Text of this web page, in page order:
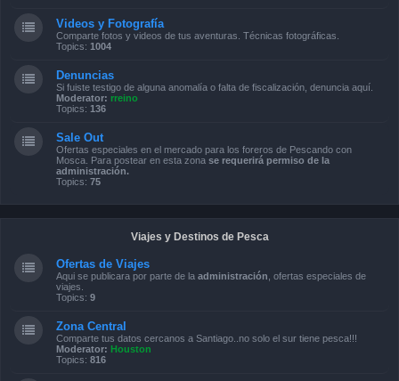
Videos y Fotografía
Comparte fotos y videos de tus aventuras. Técnicas fotográficas.
Topics: 1004
Denuncias
Si fuiste testigo de alguna anomalía o falta de fiscalización, denuncia aquí.
Moderator: rreino
Topics: 136
Sale Out
Ofertas especiales en el mercado para los foreros de Pescando con
Mosca. Para postear en esta zona se requerirá permiso de la
administración.
Topics: 75
Viajes y Destinos de Pesca
Ofertas de Viajes
Aqui se publicara por parte de la administración , ofertas especiales de
viajes.
Topics: 9
Zona Central
Comparte tus datos cercanos a Santiago..no solo el sur tiene pesca!!!
Moderator: Houston
Topics: 816